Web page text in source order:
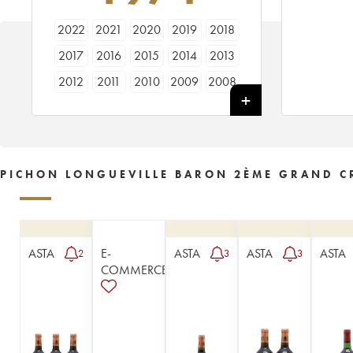
2022 2021 2020 2019
2018
2017
2016 2015 2014
2013
2012
2011 2010 2009
2008
1982
1979
1978
1977
1976 1975
1973
1971
1961
PICHON LONGUEVILLE BARON 2ÈME GRAND
ASTA 2
E-
COMMERCE
ASTA 3 ASTA 3 ASTA